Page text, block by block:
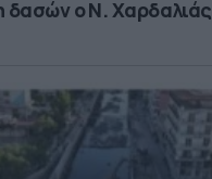
ο Ν. Χαρδαλιάς